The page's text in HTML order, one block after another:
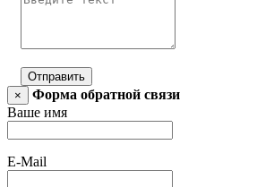
Отправить
×
Форма обратной связи
Ваше имя
E-Mail